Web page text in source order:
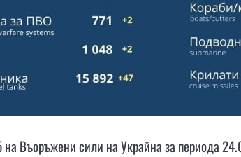
на Въоръжени сили на Украйна за периода